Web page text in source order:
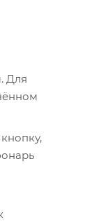
Для